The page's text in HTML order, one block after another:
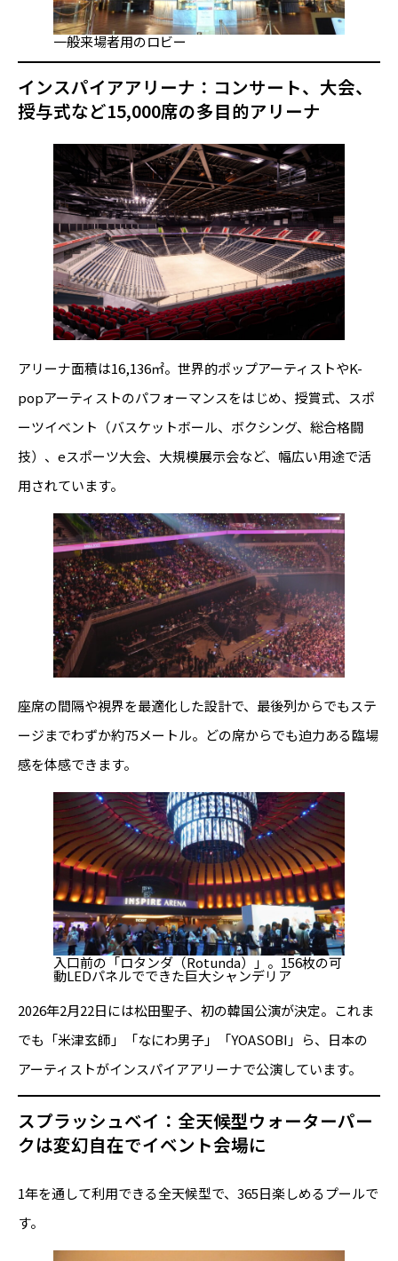
一般来場者用のロビー
インスパイアアリーナ：コンサート、大会、
授与式など15,000席の多目的アリーナ
アリーナ面積は16,136㎡。世界的ポップアーティストやK-
popアーティストのパフォーマンスをはじめ、授賞式、スポ
ーツイベント（バスケットボール、ボクシング、総合格闘
技）、eスポーツ大会、大規模展示会など、幅広い用途で活
用されています。
座席の間隔や視界を最適化した設計で、最後列からでもステ
ージまでわずか約75メートル。どの席からでも迫力ある臨場
感を体感できます。
入口前の「ロタンダ（Rotunda）」。156枚の可
動LEDパネルでできた巨大シャンデリア
2026年2月22日には松田聖子、初の韓国公演が決定。これま
でも「米津玄師」「なにわ男子」「YOASOBI」ら、日本の
アーティストがインスパイアアリーナで公演しています。
スプラッシュベイ：全天候型ウォーターパー
クは変幻自在でイベント会場に
1年を通して利用できる全天候型で、365日楽しめるプールで
す。